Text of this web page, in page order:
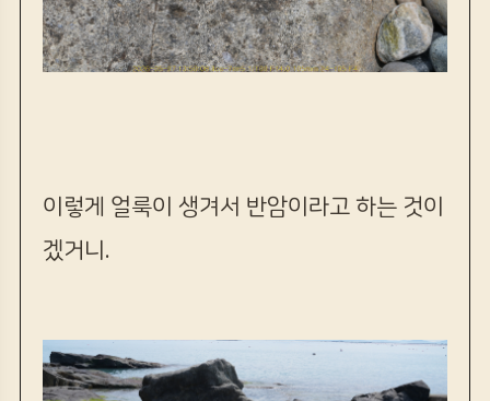
이렇게 얼룩이 생겨서 반암이라고 하는 것이
겠거니.